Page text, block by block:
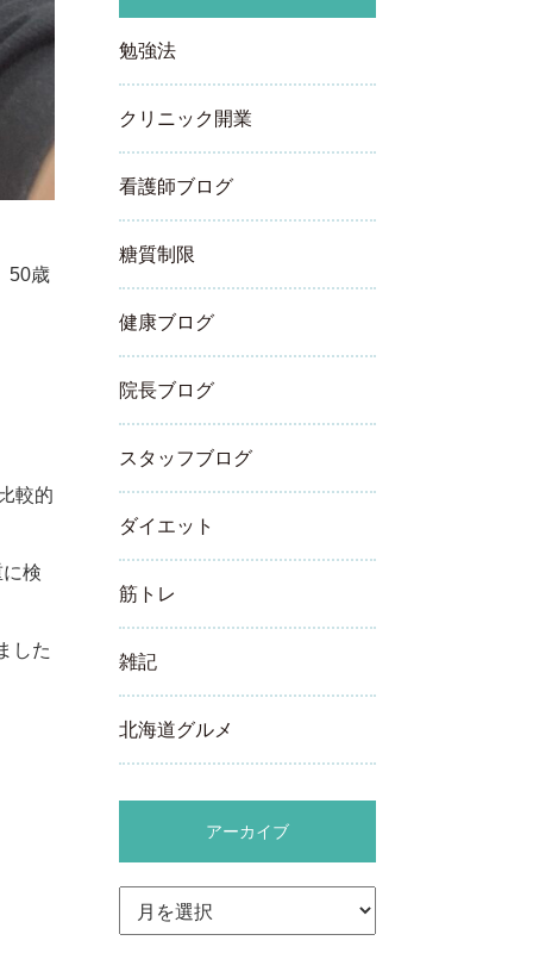
50歳
較的
検
した
勉強法
クリニック開業
看護師ブログ
糖質制限
健康ブログ
院長ブログ
スタッフブログ
ダイエット
筋トレ
雑記
北海道グルメ
アーカイブ
カ